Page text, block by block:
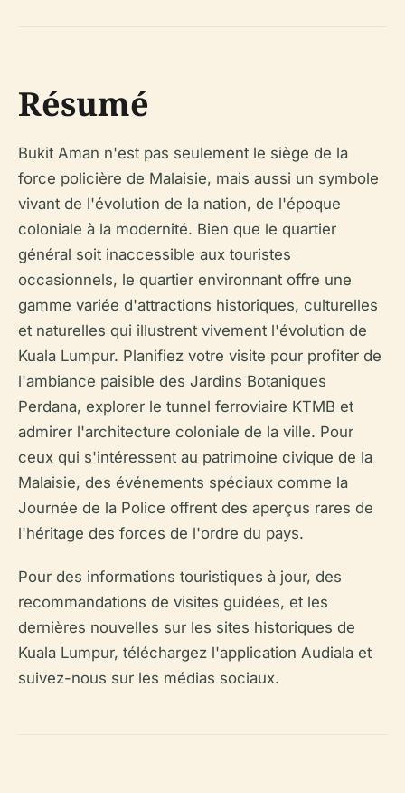
Résumé
Bukit Aman n'est pas seulement le siège de la
force policière de Malaisie, mais aussi un symbole
vivant de l'évolution de la nation, de l'époque
coloniale à la modernité. Bien que le quartier
général soit inaccessible aux touristes
occasionnels, le quartier environnant offre une
gamme variée d'attractions historiques, culturelles
et naturelles qui illustrent vivement l'évolution de
Kuala Lumpur. Planifiez votre visite pour profiter de
l'ambiance paisible des Jardins Botaniques
Perdana, explorer le tunnel ferroviaire KTMB et
admirer l'architecture coloniale de la ville. Pour
ceux qui s'intéressent au patrimoine civique de la
Malaisie, des événements spéciaux comme la
Journée de la Police offrent des aperçus rares de
l'héritage des forces de l'ordre du pays.
Pour des informations touristiques à jour, des
recommandations de visites guidées, et les
dernières nouvelles sur les sites historiques de
Kuala Lumpur, téléchargez l'application Audiala et
suivez-nous sur les médias sociaux.